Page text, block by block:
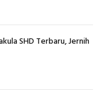
SHD Terbaru, Jernih